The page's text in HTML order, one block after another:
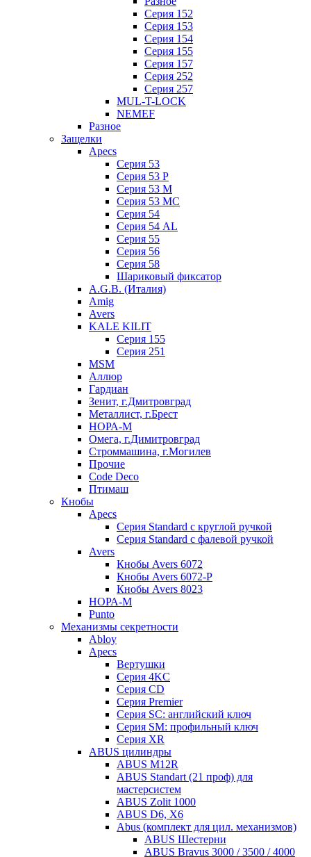
Серия 152
Серия 153
Серия 154
Серия 155
Серия 157
Серия 252
Серия 257
MUL-T-LOCK
NEMEF
Разное
Защелки
Apecs
Серия 53
Серия 53 P
Серия 53 М
Серия 53 МC
Серия 54
Серия 54 AL
Серия 55
Серия 56
Серия 58
Шариковый фиксатор
A.G.B. (Италия)
Amig
Avers
KALE KILIT
Серия 155
Серия 251
MSM
Аллюр
Гардиан
Зенит, г.Дмитровград
Металлист, г.Брест
НОРА-М
Омега, г.Димитровград
Строммашина, г.Могилев
Прочие
Code Deco
Птимаш
Кнобы
Apecs
Серия Standard с круглой ручкой
Серия Standard с фалевой ручкой
Avers
Кнобы Avers 6072
Кнобы Avers 6072-P
Кнобы Avers 8023
НОРА-М
Punto
Механизмы секретности
Abloy
Apecs
Вертушки
Серия 4KC
Серия CD
Серия Premier
Серия SC: английский ключ
Серия SM: профильный ключ
Серия XR
ABUS цилиндры
ABUS M12R
ABUS Standart (21 проф) для
мастерсистем
ABUS Zolit 1000
ABUS D6, X6
Abus (комплект для цил. механизмов)
ABUS Шестерни
ABUS Bravus 3000 / 3500 / 4000